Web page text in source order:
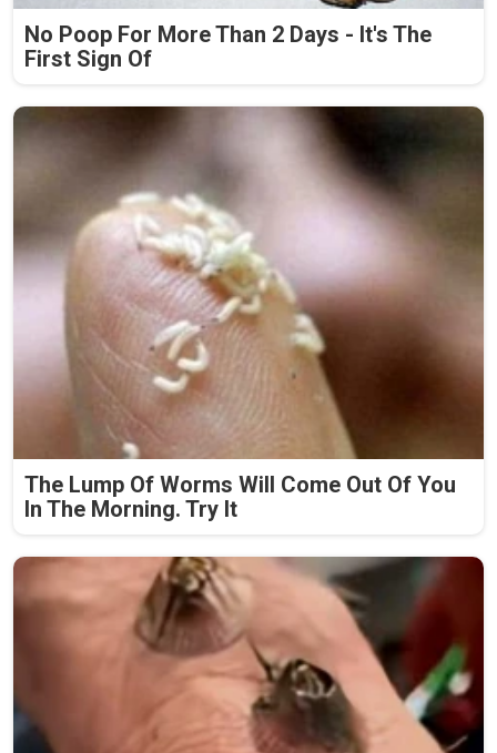
No Poop For More Than 2 Days - It's The
First Sign Of
The Lump Of Worms Will Come Out Of You
In The Morning. Try It